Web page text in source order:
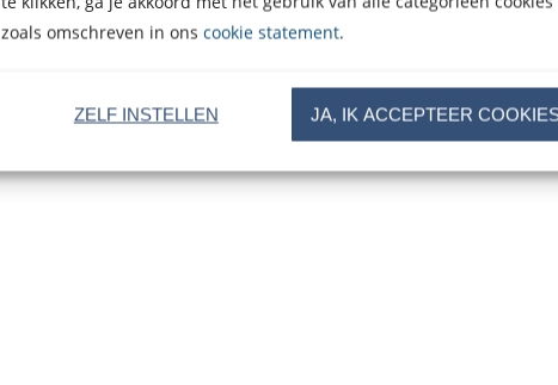
zoals omschreven in ons cookie statement.
JA, IK ACCEPTEER
ZELF INSTELLEN